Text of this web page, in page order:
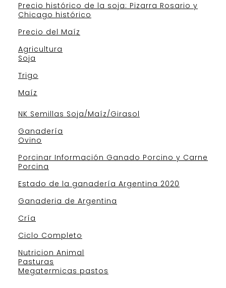
Precio histórico de la soja: Pizarra Rosario y
Chicago histórico
Precio del Maíz
Agricultura
Soja
Trigo
Maíz
NK Semillas Soja/Maíz/Girasol
Ganadería
Ovino
Porcinar Información Ganado Porcino y Carne
Porcina
Estado de la ganadería Argentina 2020
Ganaderia de Argentina
Cría
Ciclo Completo
Nutricion Animal
Pasturas
Megatermicas pastos